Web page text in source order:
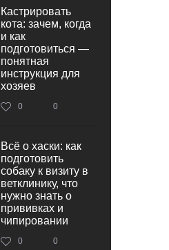
Кастрировать
кота: зачем, когда
и как
подготовиться —
понятная
инструкция для
хозяев
0 0
Всё о хаски: как
подготовить
собаку к визиту в
ветклинику, что
нужно знать о
прививках и
чипировании
0 0